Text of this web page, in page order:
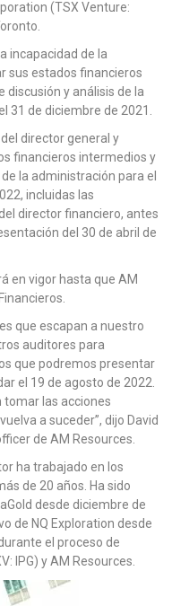
(TSX Venture:
incapacidad de la
sus estados financieros
discusión y análisis de la
31 de diciembre de 2021.
director general y
financieros intermedios y
la administración para el
incluidas las
director financiero, antes
del 30 de abril de
en vigor hasta que AM
que escapan a nuestro
auditores para
que podremos presentar
el 19 de agosto de 2022.
las acciones
a suceder”, dijo David
de AM Resources.
ha trabajado en los
de 20 años. Ha sido
desde diciembre de
de NQ Exploration desde
el proceso de
IPG) y AM Resources.